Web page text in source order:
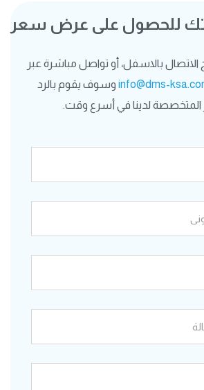
للحصول على عرض سعر
الاتصال بالاسفل، أو تواصل مباشرة عبر
info@dms- وسوف يقوم بالرد
المتخصصة لدينا في أسرع وقت.